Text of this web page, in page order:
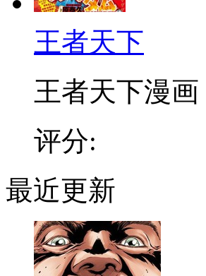
王者天下
王者天下漫
评分:
最近更新